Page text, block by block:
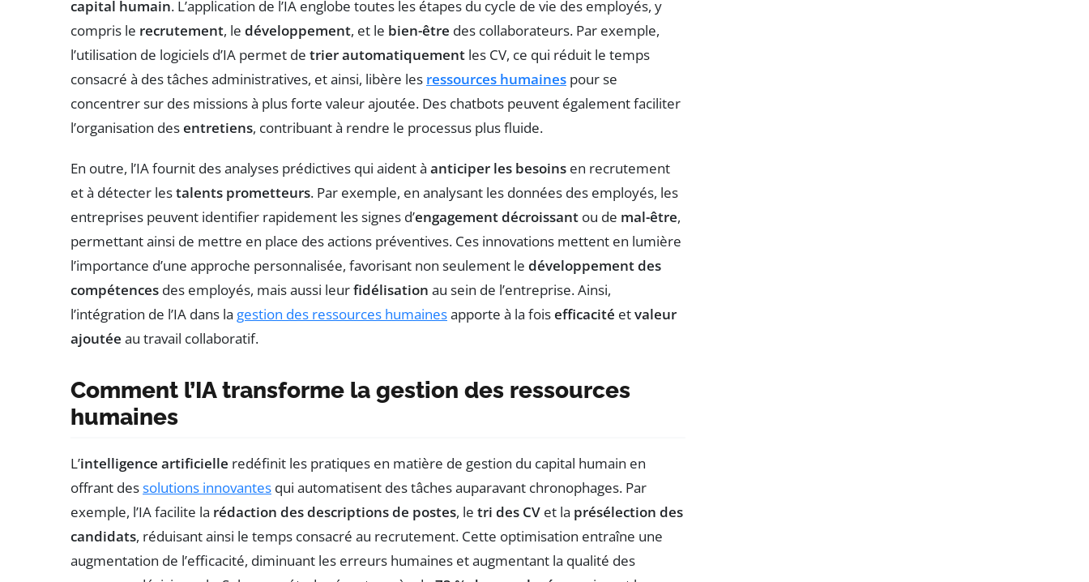
capital humain. L’application de l’IA englobe toutes les étapes du cycle de vie des employés, y
compris le recrutement, le développement, et le bien-être des collaborateurs. Par exemple,
l’utilisation de logiciels d’IA permet de trier automatiquement les CV, ce qui réduit le temps
consacré à des tâches administratives, et ainsi, libère les ressources humaines pour se
concentrer sur des missions à plus forte valeur ajoutée. Des chatbots peuvent également faciliter
l’organisation desentretiens, contribuant à rendre le processus plus fluide.
En outre, l’IA fournit des analyses prédictives qui aident à anticiper les besoins en recrutement
et à détecter lestalents prometteurs. Par exemple, en analysant les données des employés, les
entreprises peuvent identifier rapidement les signes d’engagement décroissant ou de mal-être,
permettant ainsi de mettre en place des actions préventives. Ces innovations mettent en lumière
l’importance d’une approche personnalisée, favorisant non seulement le développement des
compétences des employés, mais aussi leurfidélisation au sein de l’entreprise. Ainsi,
l’intégration de l’IA dans la gestion des ressources humainesapporte à la foisefficacité etvaleur
ajoutée au travail collaboratif.
Comment l’IA transforme la gestion des ressources
humaines
L’intelligence artificielle redéfinit les pratiques en matière de gestion du capital humain en
offrant dessolutions innovantes qui automatisent des tâches auparavant chronophages. Par
exemple, l’IA facilite la rédaction des descriptions de postes, le tri des CV et la présélection des
candidats, réduisant ainsi le temps consacré au recrutement. Cette optimisation entraîne une
augmentation de l’efficacité, diminuant les erreurs humaines et augmentant la qualité des